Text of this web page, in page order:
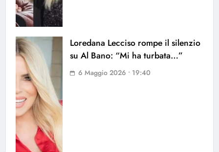
Loredana Lecciso rompe il silenzio
su Al Bano: “Mi ha turbata…”
6 Maggio 2026 • 19:40